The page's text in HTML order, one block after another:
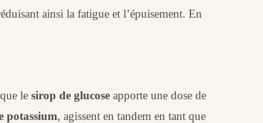
ainsi la fatigue et l’épuisement. En
lesirop de glucose apporte une dose de
potassium, agissent en tandem en tant que